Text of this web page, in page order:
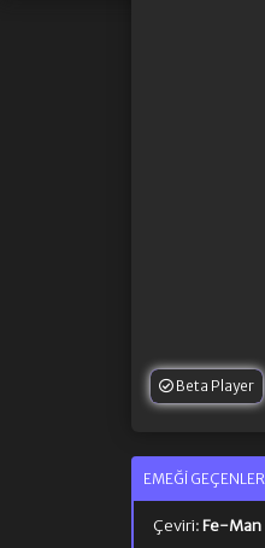
Beta Player
EMEĞI GEÇENLER
Çeviri:Fe-Man